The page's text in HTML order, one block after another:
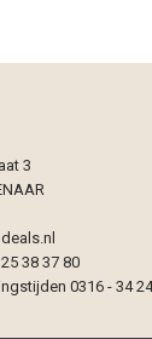
3
38 37 80
0316 - 34